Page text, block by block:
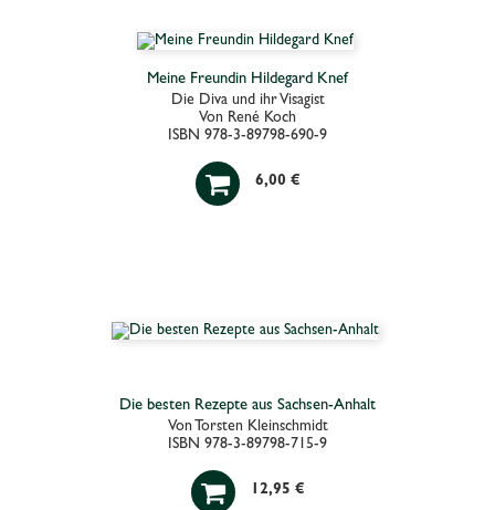
Meine Freundin Hildegard Knef
Die Diva und ihr Visagist
Von René Koch
ISBN 978-3-89798-690-9
 6,00 €
Die besten Rezepte aus Sachsen-Anhalt
Von Torsten Kleinschmidt
ISBN 978-3-89798-715-9
 12,95 €